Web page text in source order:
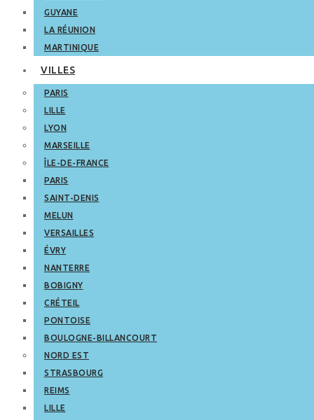
GUYANE
LA RÉUNION
MARTINIQUE
VILLES
PARIS
LILLE
LYON
MARSEILLE
ÎLE-DE-FRANCE
PARIS
SAINT-DENIS
MELUN
VERSAILLES
ÉVRY
NANTERRE
BOBIGNY
CRÉTEIL
PONTOISE
BOULOGNE-BILLANCOURT
NORD EST
STRASBOURG
REIMS
LILLE